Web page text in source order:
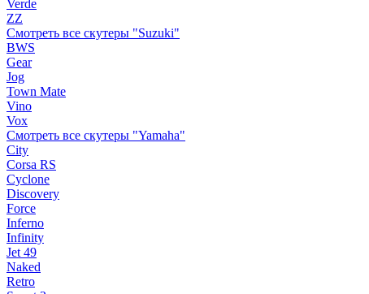
Verde
ZZ
Смотреть все скутеры "Suzuki"
BWS
Gear
Jog
Town Mate
Vino
Vox
Смотреть все скутеры "Yamaha"
City
Corsa RS
Cyclone
Discovery
Force
Inferno
Infinity
Jet 49
Naked
Retro